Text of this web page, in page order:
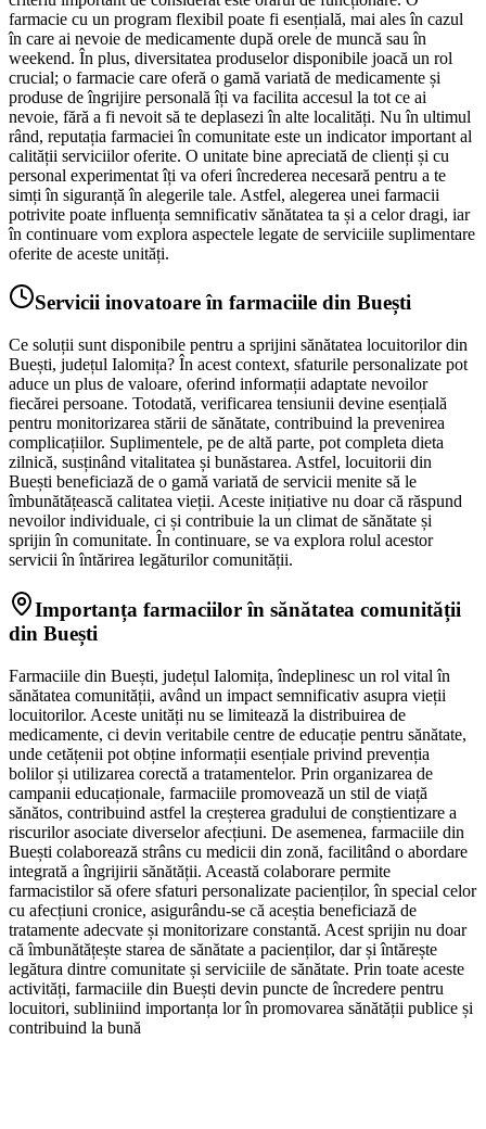
farmacie cu un program flexibil poate fi esențială, mai ales în cazul
în care ai nevoie de medicamente după orele de muncă sau în
weekend. În plus, diversitatea produselor disponibile joacă un rol
crucial; o farmacie care oferă o gamă variată de medicamente și
produse de îngrijire personală îți va facilita accesul la tot ce ai
nevoie, fără a fi nevoit să te deplasezi în alte localități. Nu în ultimul
rând, reputația farmaciei în comunitate este un indicator important al
calității serviciilor oferite. O unitate bine apreciată de clienți și cu
personal experimentat îți va oferi încrederea necesară pentru a te
simți în siguranță în alegerile tale. Astfel, alegerea unei farmacii
potrivite poate influența semnificativ sănătatea ta și a celor dragi, iar
în continuare vom explora aspectele legate de serviciile suplimentare
oferite de aceste unități.
Servicii inovatoare în farmaciile din Buești
Ce soluții sunt disponibile pentru a sprijini sănătatea locuitorilor din
Buești, județul Ialomița? În acest context, sfaturile personalizate pot
aduce un plus de valoare, oferind informații adaptate nevoilor
fiecărei persoane. Totodată, verificarea tensiunii devine esențială
pentru monitorizarea stării de sănătate, contribuind la prevenirea
complicațiilor. Suplimentele, pe de altă parte, pot completa dieta
zilnică, susținând vitalitatea și bunăstarea. Astfel, locuitorii din
Buești beneficiază de o gamă variată de servicii menite să le
îmbunătățească calitatea vieții. Aceste inițiative nu doar că răspund
nevoilor individuale, ci și contribuie la un climat de sănătate și
sprijin în comunitate. În continuare, se va explora rolul acestor
servicii în întărirea legăturilor comunității.
Importanța farmaciilor în sănătatea comunității
din Buești
Farmaciile din Buești, județul Ialomița, îndeplinesc un rol vital în
sănătatea comunității, având un impact semnificativ asupra vieții
locuitorilor. Aceste unități nu se limitează la distribuirea de
medicamente, ci devin veritabile centre de educație pentru sănătate,
unde cetățenii pot obține informații esențiale privind prevenția
bolilor și utilizarea corectă a tratamentelor. Prin organizarea de
campanii educaționale, farmaciile promovează un stil de viață
sănătos, contribuind astfel la creșterea gradului de conștientizare a
riscurilor asociate diverselor afecțiuni. De asemenea, farmaciile din
Buești colaborează strâns cu medicii din zonă, facilitând o abordare
integrată a îngrijirii sănătății. Această colaborare permite
farmacistilor să ofere sfaturi personalizate pacienților, în special celor
cu afecțiuni cronice, asigurându-se că aceștia beneficiază de
tratamente adecvate și monitorizare constantă. Acest sprijin nu doar
că îmbunătățește starea de sănătate a pacienților, dar și întărește
legătura dintre comunitate și serviciile de sănătate. Prin toate aceste
activități, farmaciile din Buești devin puncte de încredere pentru
locuitori, subliniind importanța lor în promovarea sănătății publice și
contribuind la bună